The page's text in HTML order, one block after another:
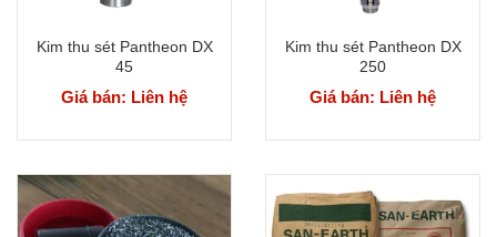
Kim thu sét Pantheon DX
45
Giá bán: Liên hệ
Kim thu sét Pantheon DX
250
Giá bán: Liên hệ